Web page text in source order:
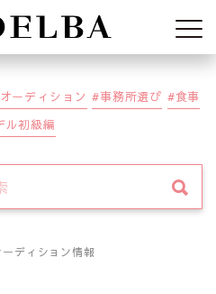
Modelba
オーディション 事務所選び
食事
ル初級編
ディション情報